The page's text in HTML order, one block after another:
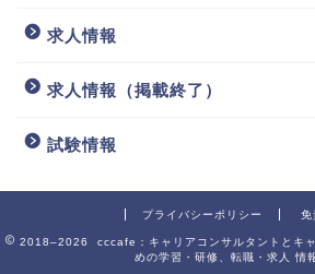
求人情報
求人情報（掲載終了）
試験情報
プライバシーポリシー 免
2018–2026 cccafe：キャリアコンサルタントとキャ
めの学習・研修、転職・求人 情